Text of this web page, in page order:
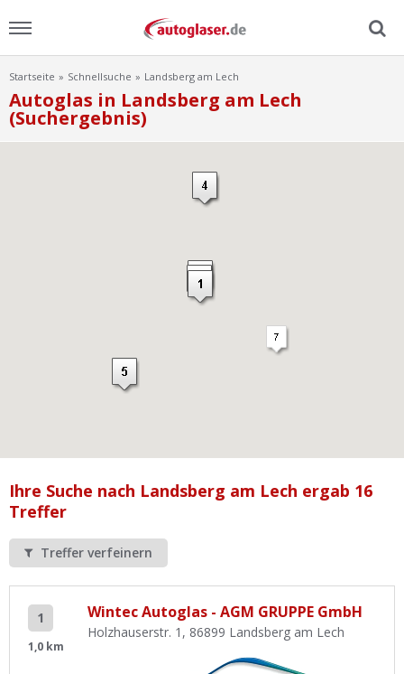
Menu
Home
Werkstatt Login
Startseite Schnellsuche Landsberg am Lech
Autoglas in Landsberg am Lech
(Suchergebnis)
Ihre Suche nach Landsberg am Lech ergab 16
Treffer
Treffer verfeinern
1
1,0 km
Wintec Autoglas - AGM GRUPPE GmbH
Holzhauserstr. 1, 86899 Landsberg am Lech